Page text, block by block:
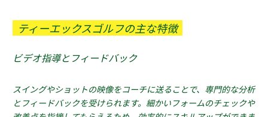
ティーエックスゴルフの主な特徴
ビデオ指導とフィードバック
スイングやショットの映像をコーチに送ることで、専門的な分析
とフィードバックを受けられます。細かいフォームのチェックや